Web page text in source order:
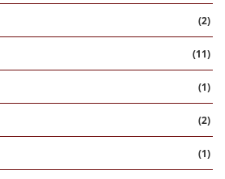
(2)
(11)
(1)
(2)
(1)